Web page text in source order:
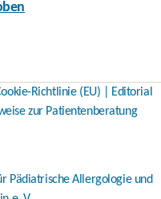
Richtlinie (EU)
Editorial
zur Patientenberatung
Pädiatrische Allergologie und